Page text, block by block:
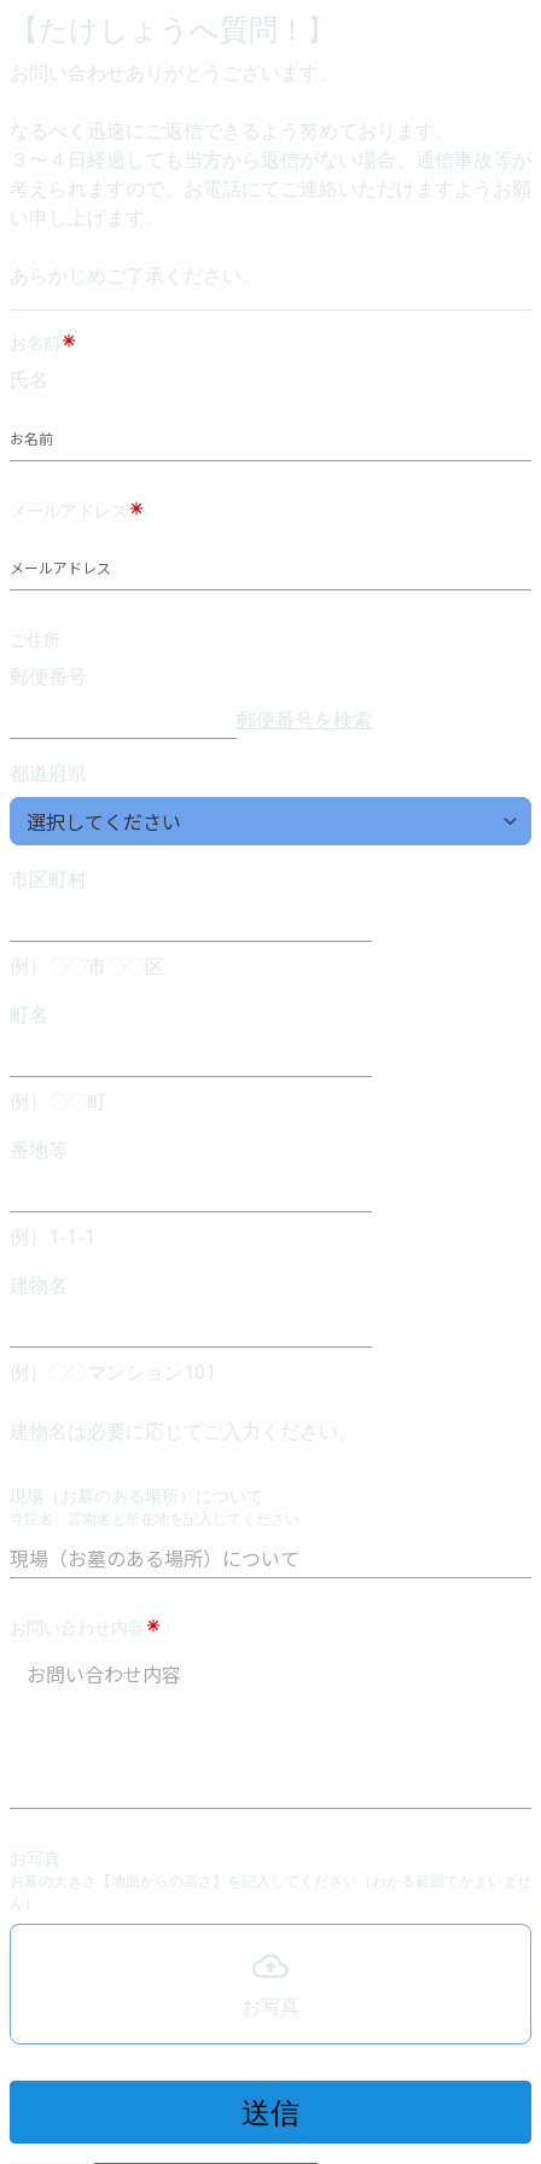
【たけしょうへ質問！】
お問い合わせありがとうございます。
なるべく迅速にご返信できるよう努めております。
３〜４日経過しても当方から返信がない場合、通信事故等が
考えられますので、お電話にてご連絡いただけますようお願
い申し上げます。
あらかじめご了承ください。
お名前
氏名
お名前
メールアドレス
メールアドレス
ご住所
郵便番号
郵便番号を検索
都道府県
市区町村
例）〇〇市〇〇区
町名
例）〇〇町
番地等
例）1-1-1
建物名
例）〇〇マンション101
建物名は必要に応じてご入力ください。
現場（お墓のある場所）について
寺院名、霊園名と所在地を記入してください
お問い合わせ内容
お写真
お墓の大きさ【地面からの高さ】を記入してください（わかる範囲でかまいませ
ん）
お写真
送信